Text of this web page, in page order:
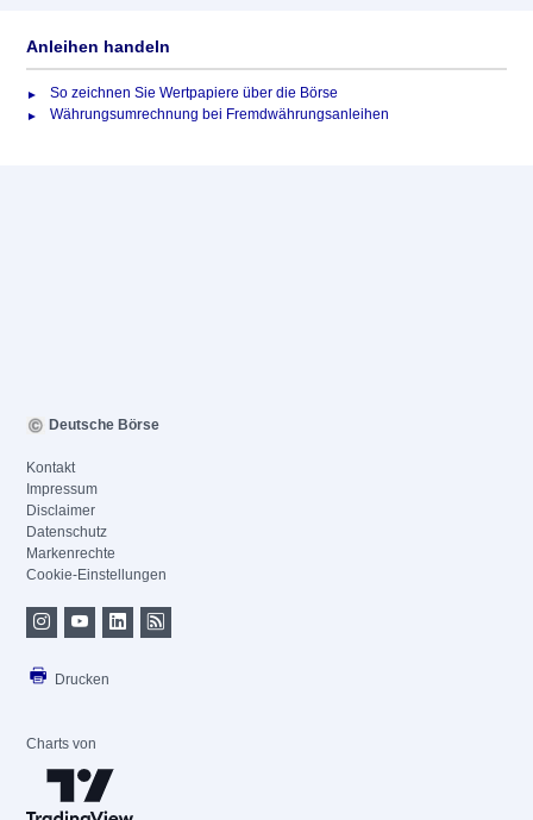
Anleihen handeln
So zeichnen Sie Wertpapiere über die Börse
Währungsumrechnung bei Fremdwährungsanleihen
Deutsche Börse
Kontakt
Impressum
Disclaimer
Datenschutz
Markenrechte
Cookie-Einstellungen
Drucken
Charts von